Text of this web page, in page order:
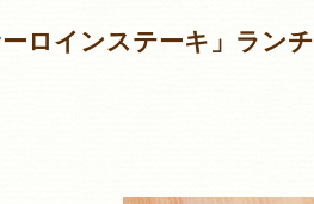
ロインステーキ」ランチ